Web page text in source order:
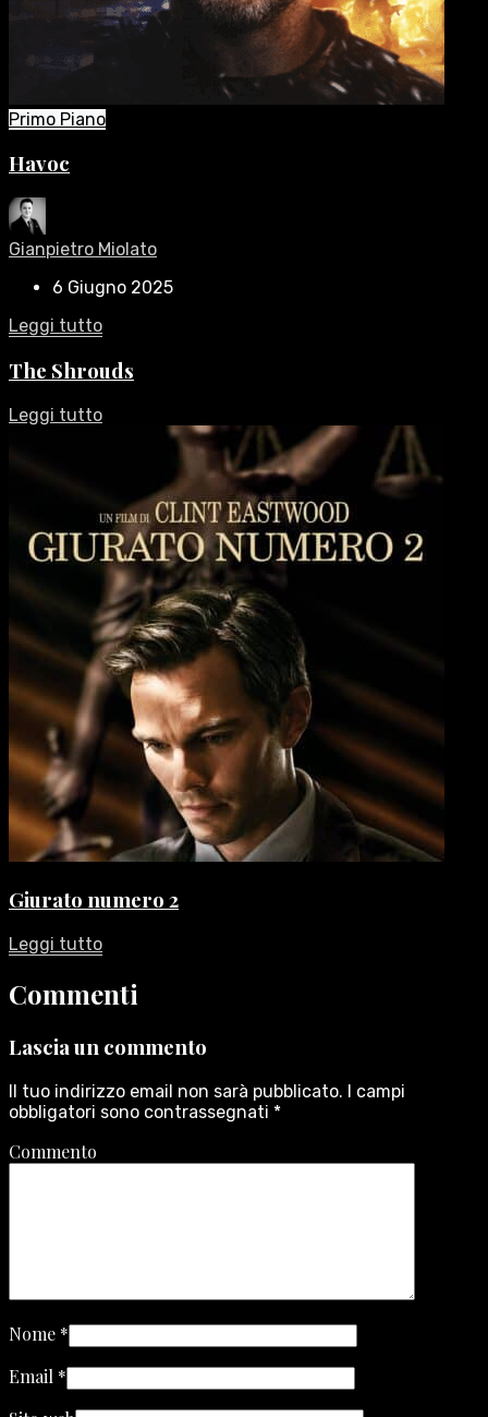
Primo Piano
Havoc
Gianpietro Miolato
6 Giugno 2025
Leggi tutto
The Shrouds
Leggi tutto
Giurato numero 2
Leggi tutto
Commenti
Lascia un commento
Il tuo indirizzo email non sarà pubblicato. I campi
obbligatori sono contrassegnati *
Commento
Nome *
Email *